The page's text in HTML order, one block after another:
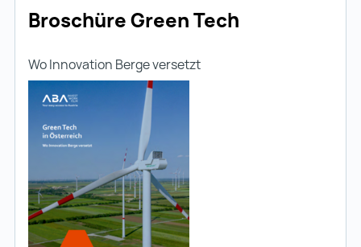
Broschüre Green Tech
Wo Innovation Berge versetzt